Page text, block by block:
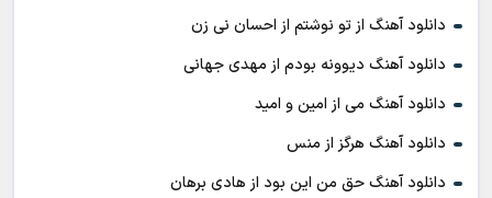
دانلود آهنگ از تو نوشتم از احسان نی زن
دانلود آهنگ دیوونه بودم از مهدی جهانی
دانلود آهنگ می از امین و امید
دانلود آهنگ هرگز از منس
دانلود آهنگ حق من این بود از هادی برهان